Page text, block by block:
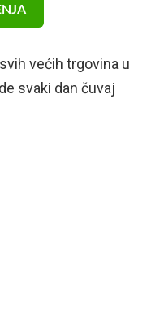
većih trgovina u
svaki dan čuvaj